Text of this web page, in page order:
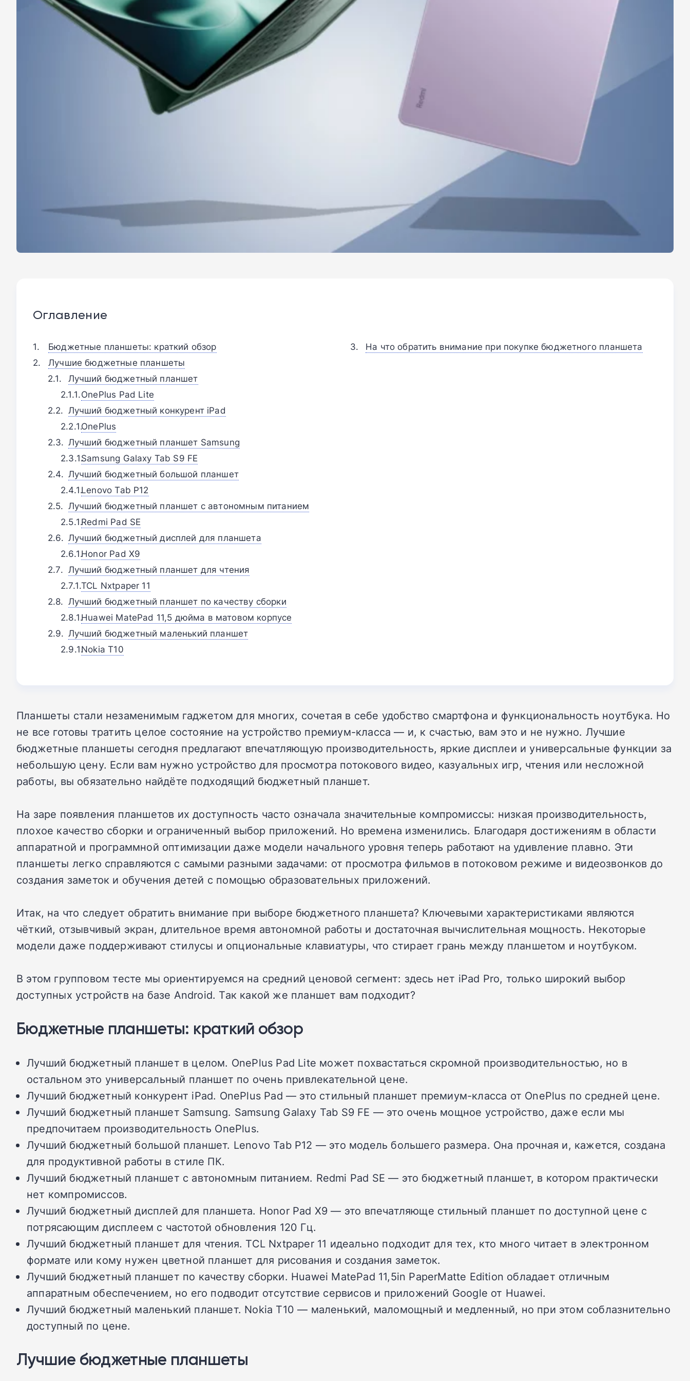
Оглавление
Бюджетные планшеты: краткий обзор
Лучшие бюджетные планшеты
Лучший бюджетный планшет
OnePlus Pad Lite
Лучший бюджетный конкурент iPad
OnePlus
Лучший бюджетный планшет Samsung
Samsung Galaxy Tab S9 FE
Лучший бюджетный большой планшет
Lenovo Tab P12
Лучший бюджетный планшет с автономным питанием
Redmi Pad SE
Лучший бюджетный дисплей для планшета
Honor Pad X9
Лучший бюджетный планшет для чтения
TCL Nxtpaper 11
Лучший бюджетный планшет по качеству сборки
Huawei MatePad 11,5 дюйма в матовом корпусе
Лучший бюджетный маленький планшет
Nokia T10
На что обратить внимание при покупке бюджетного планшета
Планшеты стали незаменимым гаджетом для многих, сочетая в себе удобство смартфона и функциональность ноутбука. Но
не все готовы тратить целое состояние на устройство премиум-класса — и, к счастью, вам это и не нужно. Лучшие
бюджетные планшеты сегодня предлагают впечатляющую производительность, яркие дисплеи и универсальные функции за
небольшую цену. Если вам нужно устройство для просмотра потокового видео, казуальных игр, чтения или несложной
работы, вы обязательно найдёте подходящий бюджетный планшет.
На заре появления планшетов их доступность часто означала значительные компромиссы: низкая производительность,
плохое качество сборки и ограниченный выбор приложений. Но времена изменились. Благодаря достижениям в области
аппаратной и программной оптимизации даже модели начального уровня теперь работают на удивление плавно. Эти
планшеты легко справляются с самыми разными задачами: от просмотра фильмов в потоковом режиме и видеозвонков до
создания заметок и обучения детей с помощью образовательных приложений.
Итак, на что следует обратить внимание при выборе бюджетного планшета? Ключевыми характеристиками являются
чёткий, отзывчивый экран, длительное время автономной работы и достаточная вычислительная мощность. Некоторые
модели даже поддерживают стилусы и опциональные клавиатуры, что стирает грань между планшетом и ноутбуком.
В этом групповом тесте мы ориентируемся на средний ценовой сегмент: здесь нет iPad Pro, только широкий выбор
доступных устройств на базе Android. Так какой же планшет вам подходит?
Бюджетные планшеты: краткий обзор
Лучший бюджетный планшет в целом. OnePlus Pad Lite может похвастаться скромной производительностью, но в
остальном это универсальный планшет по очень привлекательной цене.
Лучший бюджетный конкурент iPad. OnePlus Pad — это стильный планшет премиум-класса от OnePlus по средней цене.
Лучший бюджетный планшет Samsung. Samsung Galaxy Tab S9 FE — это очень мощное устройство, даже если мы
предпочитаем производительность OnePlus.
Лучший бюджетный большой планшет. Lenovo Tab P12 — это модель большего размера. Она прочная и, кажется, создана
для продуктивной работы в стиле ПК.
Лучший бюджетный планшет с автономным питанием. Redmi Pad SE — это бюджетный планшет, в котором практически
нет компромиссов.
Лучший бюджетный дисплей для планшета. Honor Pad X9 — это впечатляюще стильный планшет по доступной цене с
потрясающим дисплеем с частотой обновления 120 Гц.
Лучший бюджетный планшет для чтения. TCL Nxtpaper 11 идеально подходит для тех, кто много читает в электронном
формате или кому нужен цветной планшет для рисования и создания заметок.
Лучший бюджетный планшет по качеству сборки. Huawei MatePad 11,5in PaperMatte Edition обладает отличным
аппаратным обеспечением, но его подводит отсутствие сервисов и приложений Google от Huawei.
Лучший бюджетный маленький планшет. Nokia T10 — маленький, маломощный и медленный, но при этом соблазнительно
доступный по цене.
Лучшие бюджетные планшеты